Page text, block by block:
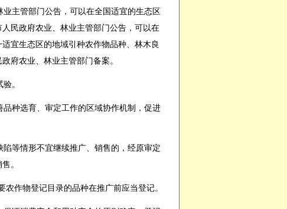
主管部门公告，可以在全国适宜的生态区
民政府农业、林业主管部门公告，可以在
宜生态区的地域引种农作物品种、林木良
府农业、林业主管部门备案。
。
种选育、审定工作的区域协作机制，促进
等情形不宜继续推广、销售的，经原审定
。
作物登记目录的品种在推广前应当登记。